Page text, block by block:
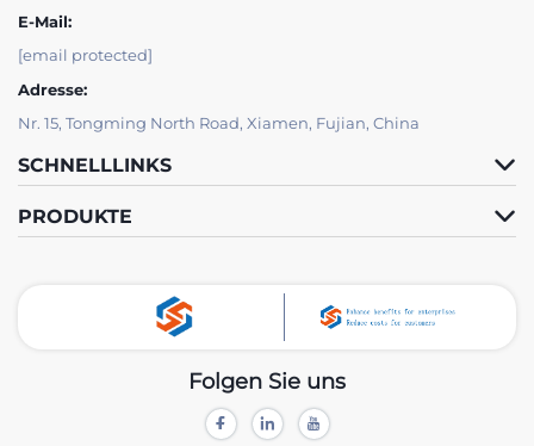
E-Mail:
[email protected]
Adresse:
Nr. 15, Tongming North Road, Xiamen, Fujian, China
SCHNELLLINKS
PRODUKTE
Folgen Sie uns